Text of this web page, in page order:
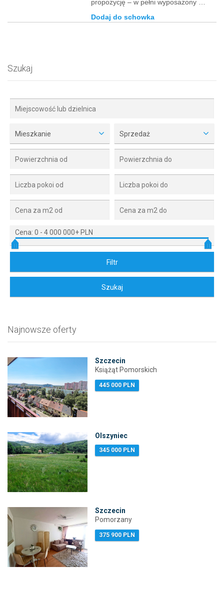
propozycję – w pełni wyposażony …
Dodaj do schowka
Szukaj
Mieszkanie Sprzedaż
Cena: 0 - 4 000 000+ PLN
Najnowsze oferty
Szczecin
Książąt Pomorskich
445 000 PLN
Olszyniec
345 000 PLN
Szczecin
Pomorzany
375 900 PLN